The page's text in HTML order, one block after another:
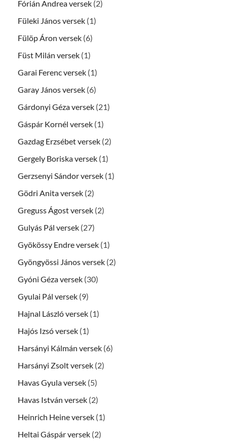
Fórián Andrea versek (2)
Füleki János versek (1)
Fülöp Áron versek (6)
Füst Milán versek (1)
Garai Ferenc versek (1)
Garay János versek (6)
Gárdonyi Géza versek (21)
Gáspár Kornél versek (1)
Gazdag Erzsébet versek (2)
Gergely Boriska versek (1)
Gerzsenyi Sándor versek (1)
Gödri Anita versek (2)
Greguss Ágost versek (2)
Gulyás Pál versek (27)
Gyökössy Endre versek (1)
Gyöngyössi János versek (2)
Gyóni Géza versek (30)
Gyulai Pál versek (9)
Hajnal László versek (1)
Hajós Izsó versek (1)
Harsányi Kálmán versek (6)
Harsányi Zsolt versek (2)
Havas Gyula versek (5)
Havas István versek (2)
Heinrich Heine versek (1)
Heltai Gáspár versek (2)